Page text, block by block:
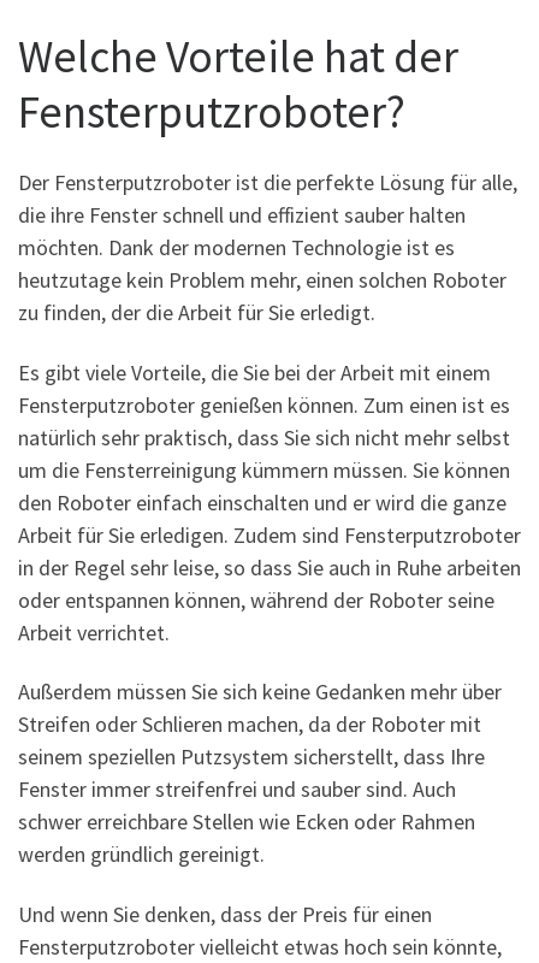
Welche Vorteile hat der
Fensterputzroboter?
Der Fensterputzroboter ist die perfekte Lösung für alle,
die ihre Fenster schnell und effizient sauber halten
möchten. Dank der modernen Technologie ist es
heutzutage kein Problem mehr, einen solchen Roboter
zu finden, der die Arbeit für Sie erledigt.
Es gibt viele Vorteile, die Sie bei der Arbeit mit einem
Fensterputzroboter genießen können. Zum einen ist es
natürlich sehr praktisch, dass Sie sich nicht mehr selbst
um die Fensterreinigung kümmern müssen. Sie können
den Roboter einfach einschalten und er wird die ganze
Arbeit für Sie erledigen. Zudem sind Fensterputzroboter
in der Regel sehr leise, so dass Sie auch in Ruhe arbeiten
oder entspannen können, während der Roboter seine
Arbeit verrichtet.
Außerdem müssen Sie sich keine Gedanken mehr über
Streifen oder Schlieren machen, da der Roboter mit
seinem speziellen Putzsystem sicherstellt, dass Ihre
Fenster immer streifenfrei und sauber sind. Auch
schwer erreichbare Stellen wie Ecken oder Rahmen
werden gründlich gereinigt.
Und wenn Sie denken, dass der Preis für einen
Fensterputzroboter vielleicht etwas hoch sein könnte,